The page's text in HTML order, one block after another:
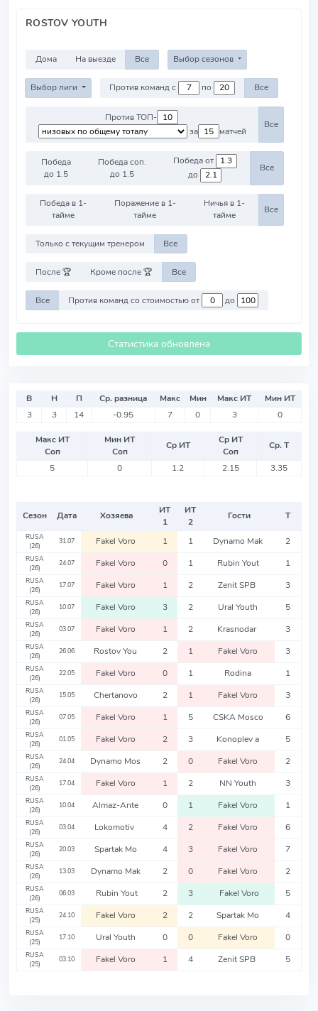
ROSTOV YOUTH
Дома На выезде Все Выбор сезонов
Выбор лиги Против команд с по Все
Против ТОП-
за
матчей
Все
Победа
до 1.5
Победа соп.
до 1.5
Победа от
до
Все
Победа в 1-
тайме
Поражение в 1-
тайме
Ничья в 1-
тайме
Все
Только с текущим тренером Все
После 🏆 Кроме после 🏆 Все
Все Против команд со стоимостью от до
Статистика обновлена
В Н П Ср. разница Макс Мин Макс ИТ
Мин ИТ
3
3 14 -0.95 7 0 3 0
Макс ИТ
Соп
Мин ИТ
Соп
Ср ИТ
Ср ИТ
Соп
Ср. Т
5
0 1.2 2.15 3.35
Сезон Дата Хозяева
ИТ
1
ИТ
2
Гости Т
RUSA
(26)
31.07 Fakel Voro 1 1 Dynamo Mak 2
RUSA
(26)
24.07 Fakel Voro 0 1 Rubin Yout 1
RUSA
(26)
17.07 Fakel Voro 1 2 Zenit SPB 3
RUSA
(26)
10.07 Fakel Voro 3 2 Ural Youth 5
RUSA
(26)
03.07 Fakel Voro 1 2 Krasnodar 3
RUSA
(26)
26.06 Rostov You 2 1 Fakel Voro 3
RUSA
(26)
22.05 Fakel Voro 0 1 Rodina 1
RUSA
(26)
15.05 Chertanovo 2 1 Fakel Voro 3
RUSA
(26)
07.05 Fakel Voro 1 5 CSKA Mosco 6
RUSA
(26)
01.05 Fakel Voro 2 3 Konoplev a 5
RUSA
(26)
24.04 Dynamo Mos 2 0 Fakel Voro 2
RUSA
(26)
17.04 Fakel Voro 1 2 NN Youth 3
RUSA
(26)
10.04 Almaz-Ante 0 1 Fakel Voro 1
RUSA
(26)
03.04 Lokomotiv 4 2 Fakel Voro 6
RUSA
(26)
20.03 Spartak Mo 4 3 Fakel Voro 7
RUSA
(26)
13.03 Dynamo Mak 2 0 Fakel Voro 2
RUSA
(26)
06.03 Rubin Yout 2 3 Fakel Voro 5
RUSA
(25)
24.10 Fakel Voro 2 2 Spartak Mo 4
RUSA
(25)
17.10 Ural Youth 0 0 Fakel Voro 0
RUSA
(25)
03.10 Fakel Voro 1 4 Zenit SPB 5